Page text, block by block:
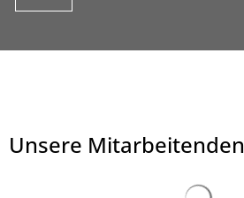
Unsere Mitarbeitenden